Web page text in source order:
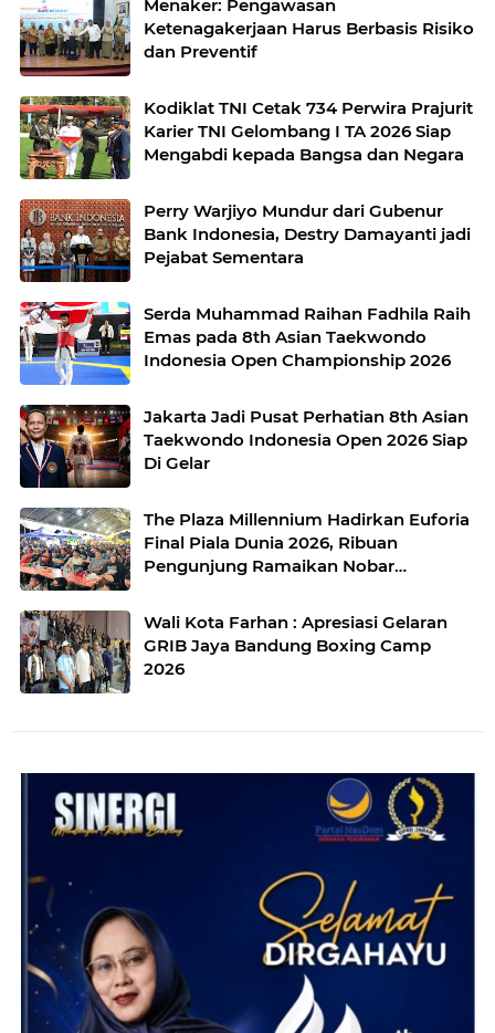
Menaker: Pengawasan
Ketenagakerjaan Harus Berbasis Risiko
dan Preventif
Kodiklat TNI Cetak 734 Perwira Prajurit
Karier TNI Gelombang I TA 2026 Siap
Mengabdi kepada Bangsa dan Negara
Perry Warjiyo Mundur dari Gubenur
Bank Indonesia, Destry Damayanti jadi
Pejabat Sementara
Serda Muhammad Raihan Fadhila Raih
Emas pada 8th Asian Taekwondo
Indonesia Open Championship 2026
Jakarta Jadi Pusat Perhatian 8th Asian
Taekwondo Indonesia Open 2026 Siap
Di Gelar
The Plaza Millennium Hadirkan Euforia
Final Piala Dunia 2026, Ribuan
Pengunjung Ramaikan Nobar
Wali Kota Farhan : Apresiasi Gelaran
GRIB Jaya Bandung Boxing Camp
2026